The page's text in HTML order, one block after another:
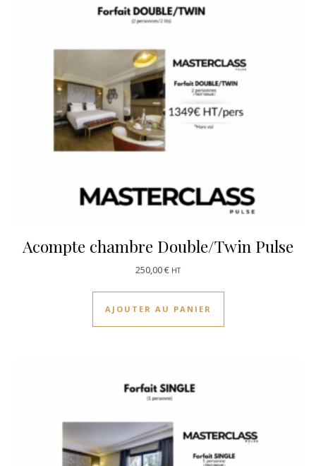
Acompte chambre Double/Twin Pulse
250,00€ HT
AJOUTER AU PANIER